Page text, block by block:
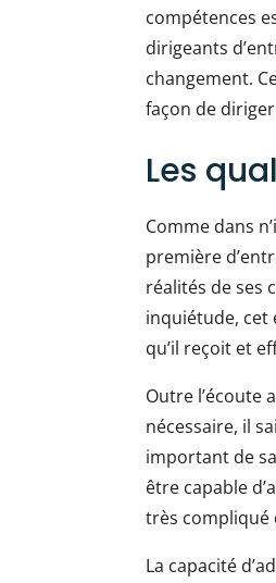
compétences
dirigeants
changement.
façon de
Les
Comme dans
première
réalités de ses
inquiétude, cet
qu’il reçoit et
Outre l’écoute
nécessaire, il
important de
être capable
très compliqué
La capacité